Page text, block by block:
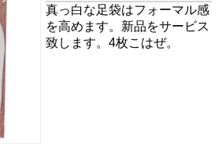
真っ白な足袋はフォーマル感
を高めます。新品をサービス
致します。4枚こはぜ。